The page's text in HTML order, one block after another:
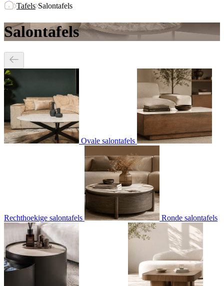
Tafels Salontafels
Salontafels
Ovale salontafels
Rechthoekige salontafels Ronde salontafels